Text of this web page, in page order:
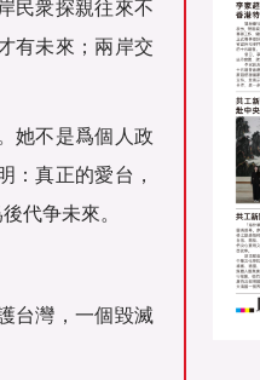
民衆探親往來不
有未來；兩岸交
她不是爲個人政
：真正的愛台，
代争未來。
台灣，一個毀滅